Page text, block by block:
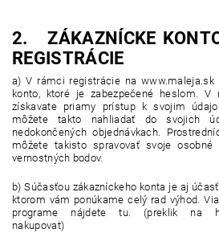
2. ZÁKAZNÍCKE
REGISTRÁCIE
a) V rámci registrácie na www.maleja.sk
konto, ktoré je zabezpečené heslom. V
získavate priamy prístup k svojim
môžete takto nahliadať do svojich
nedokončených objednávkach.
môžete takisto spravovať svoje
vernostných bodov.
b) Súčasťou zákazníckeho konta je aj
ktorom vám ponúkame celý rad výhod.
programe nájdete tu. (preklik na
nakupovat)